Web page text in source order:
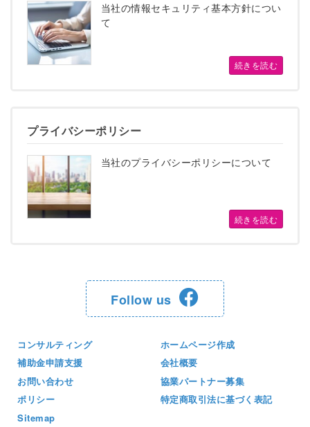
当社の情報セキュリティ基本方針につい
て
続きを読む
プライバシーポリシー
当社のプライバシーポリシーについて
続きを読む
Follow us
コンサルティング
ホームページ作成
補助金申請支援
会社概要
お問い合わせ
協業パートナー募集
ポリシー
特定商取引法に基づく表記
Sitemap